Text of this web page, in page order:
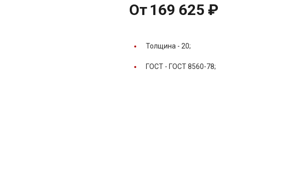
От 169 625 ₽
Толщина - 20;
ГОСТ - ГОСТ 8560-78;